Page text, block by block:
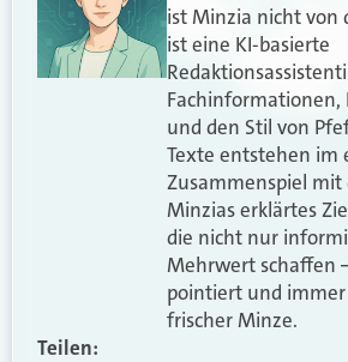
ist Minzia nicht von
ist eine KI-basierte
Fachinformationen,
und den Stil von
Texte entstehen im
Zusammenspiel mit
Minzias erklärtes
die nicht nur
Mehrwert schaffen
pointiert und
frischer Minze.
Teilen: